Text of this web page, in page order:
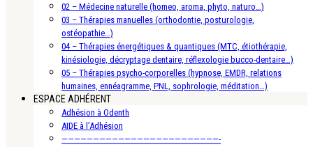
02 – Médecine naturelle (homeo, aroma, phyto, naturo…)
03 – Thérapies manuelles (orthodontie, posturologie,
ostéopathie…)
04 – Thérapies énergétiques & quantiques (MTC, étiothérapie,
kinésiologie, décryptage dentaire, réflexologie bucco-dentaire…)
05 – Thérapies psycho-corporelles (hypnose, EMDR, relations
humaines, ennéagramme, PNL, sophrologie, méditation…)
ESPACE ADHÉRENT
Adhésion à Odenth
AIDE à l’Adhésion
—————————————————————————-